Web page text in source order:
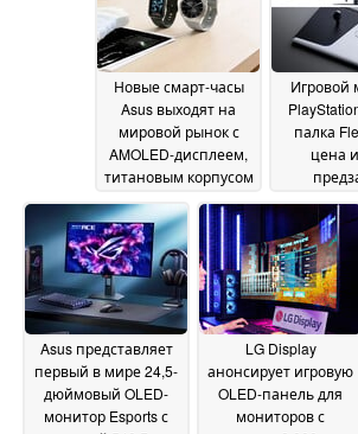
Новые смарт-часы
Asus выходят на
мировой рынок с
AMOLED-дисплеем,
титановым корпусом
и непрерывным
мониторингом
здоровья03 June 2026
Игровой
палка
цена
раскрыты
Asus представляет
первый в мире 24,5-
дюймовый OLED-
монитор Esports с
LG Display
анонсирует игровую
OLED-панель для
мониторов с